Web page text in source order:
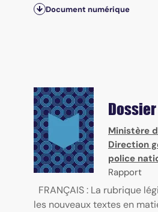
Document numérique
Ministère
Direction
police
Rapport
FRANÇAIS : La rubrique
les nouveaux textes en